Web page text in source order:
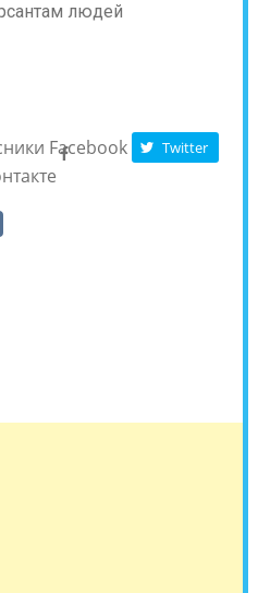
людей
Facebook Twitter